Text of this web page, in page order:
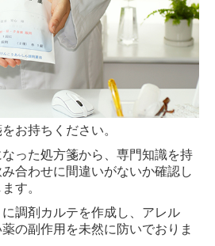
お持ちください。
った処方箋から、専門知識を持
合わせに間違いがないか確認し
す。
調剤カルテを作成し、アレル
の副作用を未然に防いでおりま